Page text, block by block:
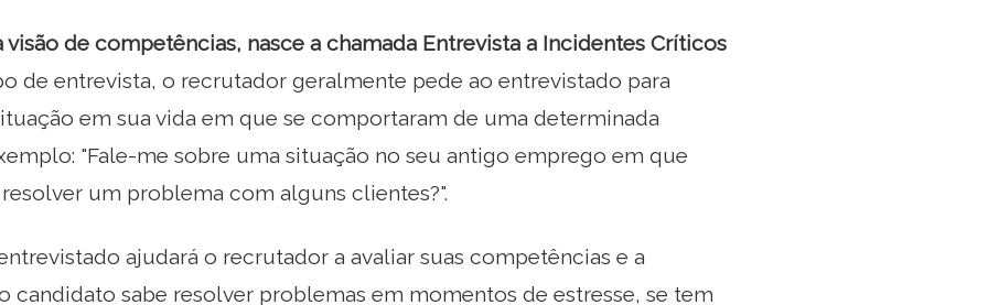
visão de competências, nasce a chamada Entrevista a Incidentes Críticos
de entrevista, o recrutador geralmente pede ao entrevistado para
em sua vida em que se comportaram de uma determinada
"Fale-me sobre uma situação no seu antigo emprego em que
um problema com alguns clientes?".
ajudará o recrutador a avaliar suas competências e a
candidato sabe resolver problemas em momentos de estresse, se tem